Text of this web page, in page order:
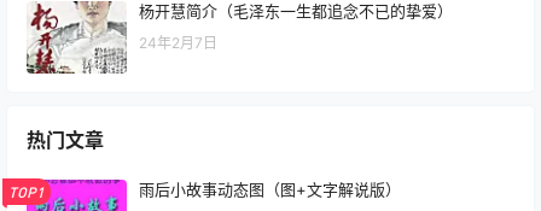
杨开慧简介（毛泽东一生都追念不已的挚爱）
24年2月7日
热门文章
TOP1 雨后小故事动态图（图+文字解说版）